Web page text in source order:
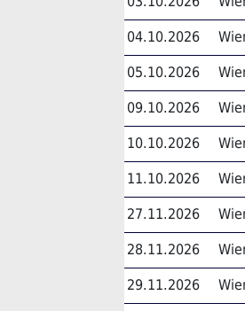
04.10.2026
05.10.2026
09.10.2026
10.10.2026
11.10.2026
27.11.2026
28.11.2026
29.11.2026